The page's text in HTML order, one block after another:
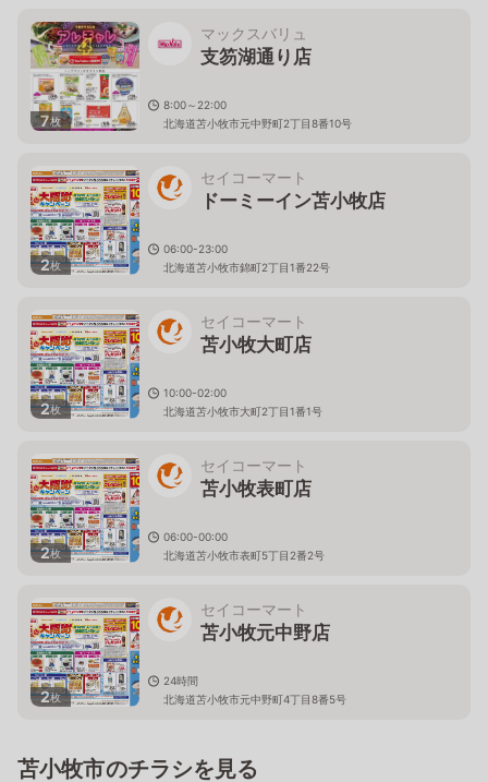
7枚
マックスバリュ
支笏湖通り店
8:00～22:00
北海道苫小牧市元中野町2丁目8番10号
2枚
セイコーマート
ドーミーイン苫小牧店
06:00-23:00
北海道苫小牧市錦町2丁目1番22号
2枚
セイコーマート
苫小牧大町店
10:00-02:00
北海道苫小牧市大町2丁目1番1号
2枚
セイコーマート
苫小牧表町店
06:00-00:00
北海道苫小牧市表町5丁目2番2号
2枚
セイコーマート
苫小牧元中野店
24時間
北海道苫小牧市元中野町4丁目8番5号
苫小牧市のチラシを見る